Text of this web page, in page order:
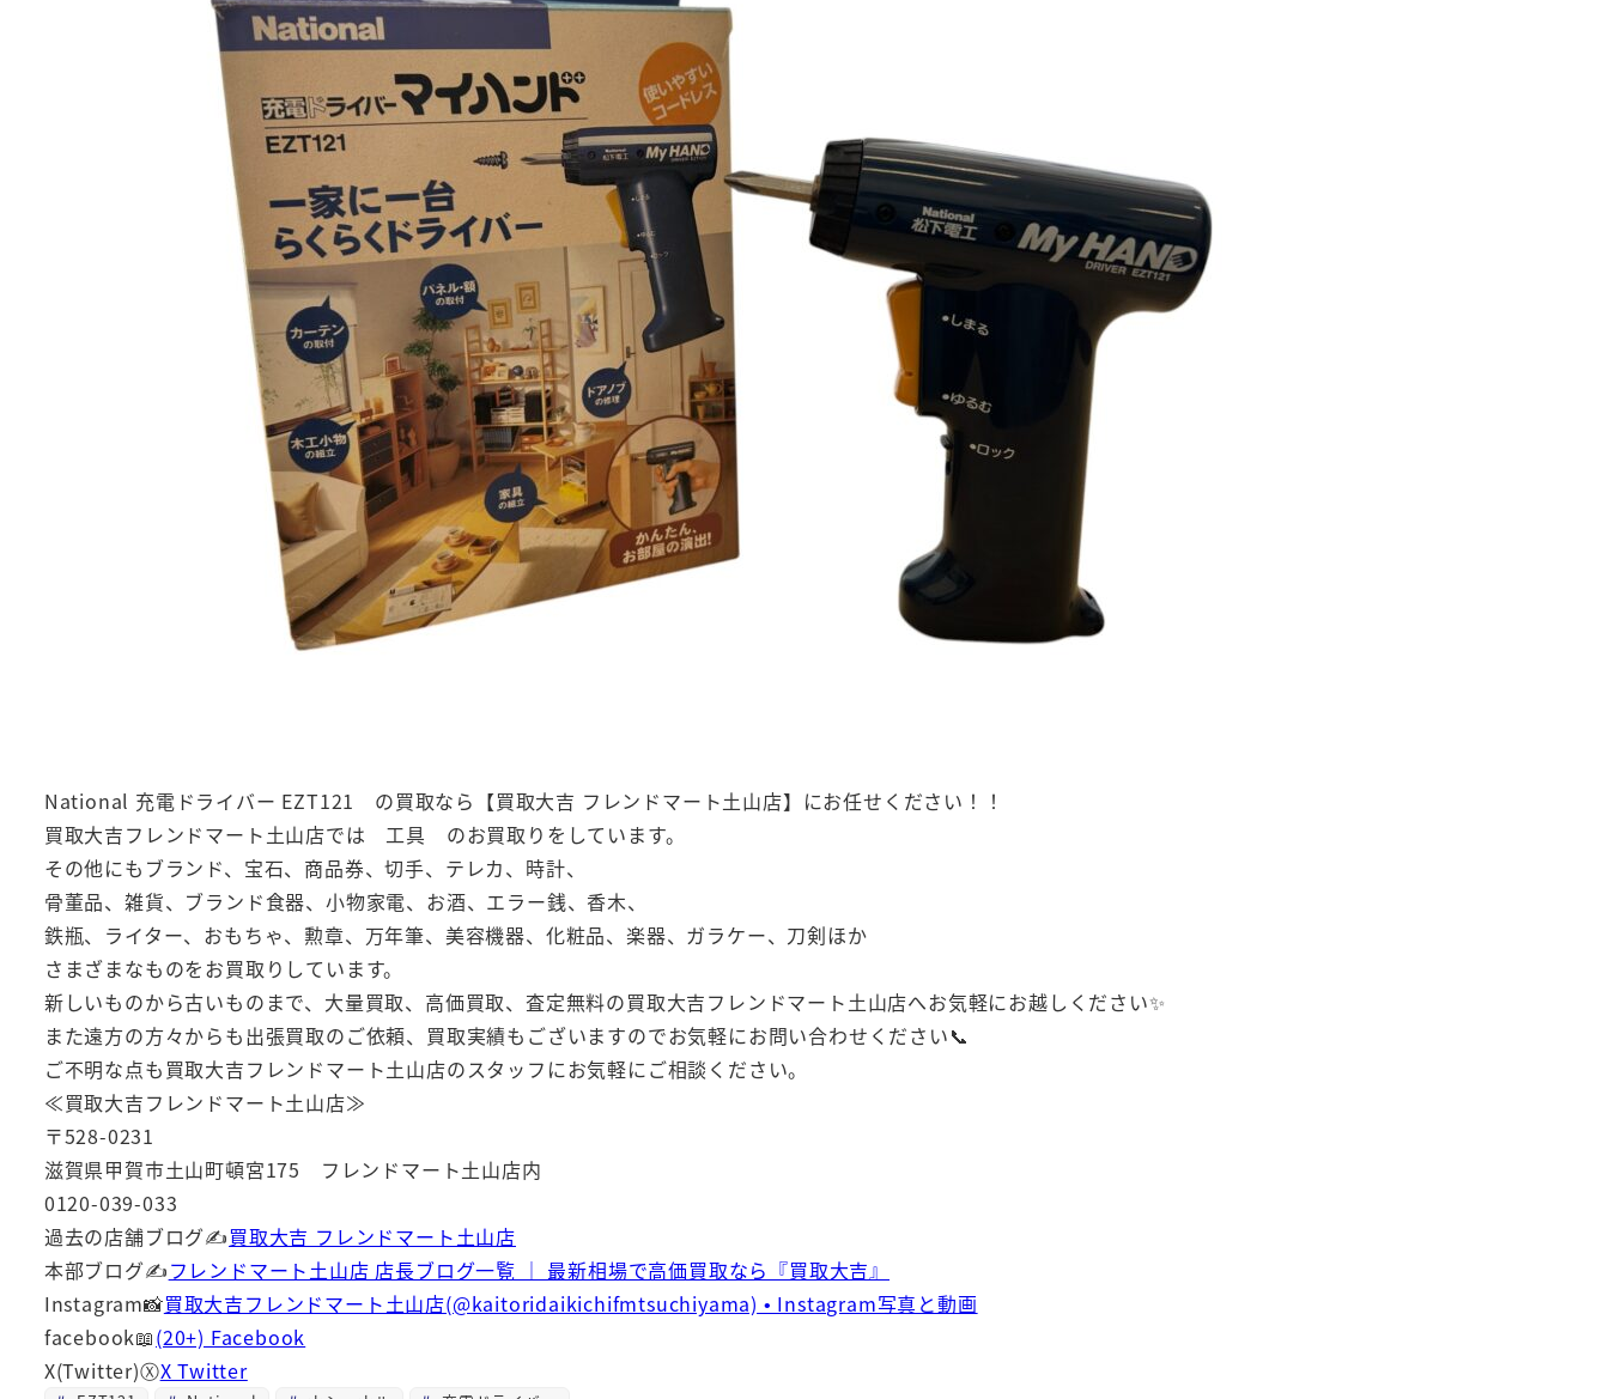
National 充電ドライバー EZT121 の買取なら【買取大吉 フレンドマート土山店】にお任せください！！
買取大吉フレンドマート土山店では 工具 のお買取りをしています。
その他にもブランド、宝石、商品券、切手、テレカ、時計、
骨董品、雑貨、ブランド食器、小物家電、お酒、エラー銭、香木、
鉄瓶、ライター、おもちゃ、勲章、万年筆、美容機器、化粧品、楽器、ガラケー、刀剣ほか
さまざまなものをお買取りしています。
新しいものから古いものまで、大量買取、高価買取、査定無料の買取大吉フレンドマート土山店へお気軽にお越しください✨
また遠方の方々からも出張買取のご依頼、買取実績もございますのでお気軽にお問い合わせください📞
ご不明な点も買取大吉フレンドマート土山店のスタッフにお気軽にご相談ください。
≪買取大吉フレンドマート土山店≫
〒528-0231
滋賀県甲賀市土山町頓宮175 フレンドマート土山店内
0120-039-033
過去の店舗ブログ✍買取大吉 フレンドマート土山店
本部ブログ✍フレンドマート土山店 店長ブログ一覧 ｜ 最新相場で高価買取なら『買取大吉』
Instagram📸買取大吉フレンドマート土山店(@kaitoridaikichifmtsuchiyama) • Instagram写真と動画
facebook📖(20+) Facebook
X(Twitter)ⓍX Twitter